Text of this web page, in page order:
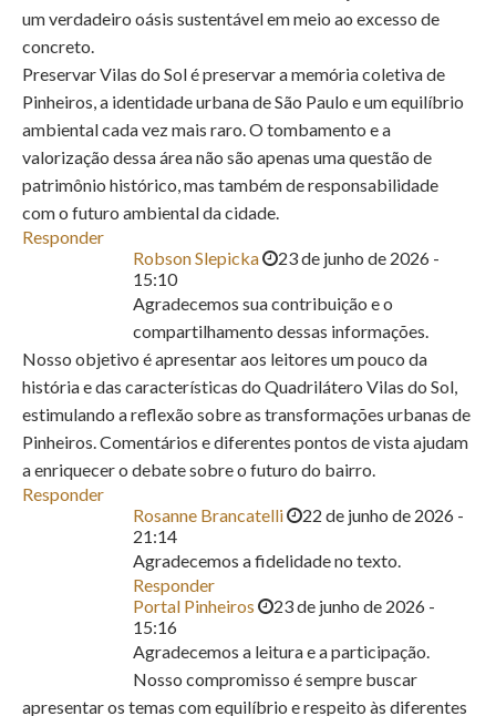
um verdadeiro oásis sustentável em meio ao excesso de
concreto.
Preservar Vilas do Sol é preservar a memória coletiva de
Pinheiros, a identidade urbana de São Paulo e um equilíbrio
ambiental cada vez mais raro. O tombamento e a
valorização dessa área não são apenas uma questão de
patrimônio histórico, mas também de responsabilidade
com o futuro ambiental da cidade.
Responder
Robson Slepicka
23 de junho de 2026 -
15:10
Agradecemos sua contribuição e o
compartilhamento dessas informações.
Nosso objetivo é apresentar aos leitores um pouco da
história e das características do Quadrilátero Vilas do Sol,
estimulando a reflexão sobre as transformações urbanas de
Pinheiros. Comentários e diferentes pontos de vista ajudam
a enriquecer o debate sobre o futuro do bairro.
Responder
Rosanne Brancatelli
22 de junho de 2026 -
21:14
Agradecemos a fidelidade no texto.
Responder
Portal Pinheiros
23 de junho de 2026 -
15:16
Agradecemos a leitura e a participação.
Nosso compromisso é sempre buscar
apresentar os temas com equilíbrio e respeito às diferentes